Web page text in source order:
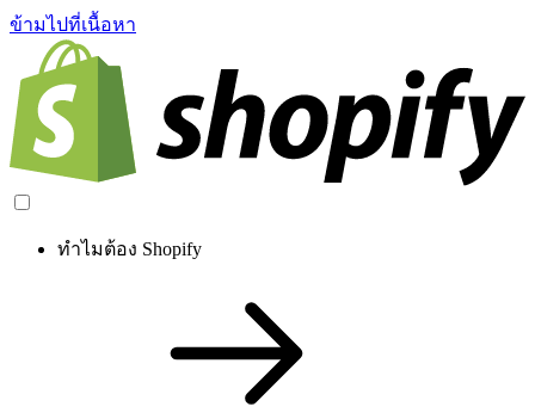
ข้ามไปที่เนื้อหา
ทำไมต้อง Shopify